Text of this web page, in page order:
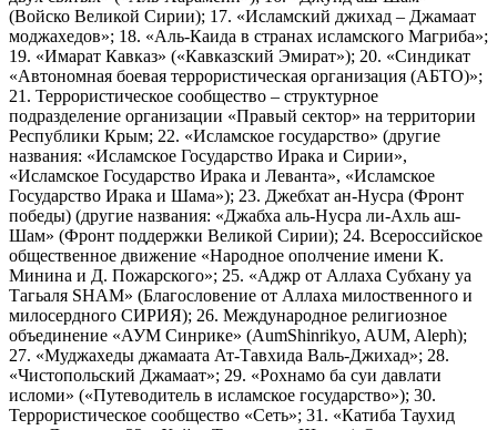
(Войско Великой Сирии); 17. «Исламский джихад – Джамаат
моджахедов»; 18. «Аль-Каида в странах исламского Магриба»;
19. «Имарат Кавказ» («Кавказский Эмират»); 20. «Синдикат
«Автономная боевая террористическая организация (АБТО)»;
21. Террористическое сообщество – структурное
подразделение организации «Правый сектор» на территории
Республики Крым; 22. «Исламское государство» (другие
названия: «Исламское Государство Ирака и Сирии»,
«Исламское Государство Ирака и Леванта», «Исламское
Государство Ирака и Шама»); 23. Джебхат ан-Нусра (Фронт
победы) (другие названия: «Джабха аль-Нусра ли-Ахль аш-
Шам» (Фронт поддержки Великой Сирии); 24. Всероссийское
общественное движение «Народное ополчение имени К.
Минина и Д. Пожарского»; 25. «Аджр от Аллаха Субхану уа
Тагьаля SHAM» (Благословение от Аллаха милоственного и
милосердного СИРИЯ); 26. Международное религиозное
объединение «АУМ Синрике» (AumShinrikyo, AUM, Aleph);
27. «Муджахеды джамаата Ат-Тавхида Валь-Джихад»; 28.
«Чистопольский Джамаат»; 29. «Рохнамо ба суи давлати
исломи» («Путеводитель в исламское государство»); 30.
Террористическое сообщество «Сеть»; 31. «Катиба Таухид